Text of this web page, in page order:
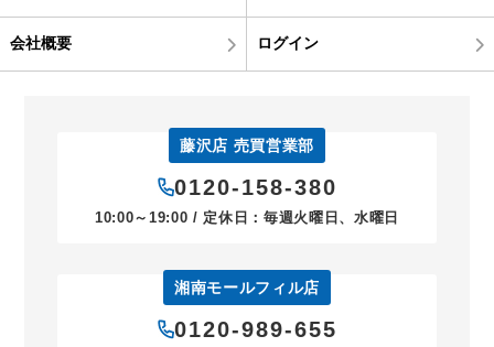
会社概要 ログイン
藤沢店 売買営業部
0120-158-380
10:00～19:00 / 定休日：毎週火曜日、水曜日
湘南モールフィル店
0120-989-655